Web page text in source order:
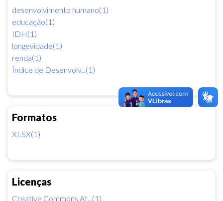
desenvolvimento humano(1)
educação(1)
IDH(1)
longevidade(1)
renda(1)
Índice de Desenvolv...(1)
Formatos
XLSX(1)
Licenças
Creative Commons At...(1)